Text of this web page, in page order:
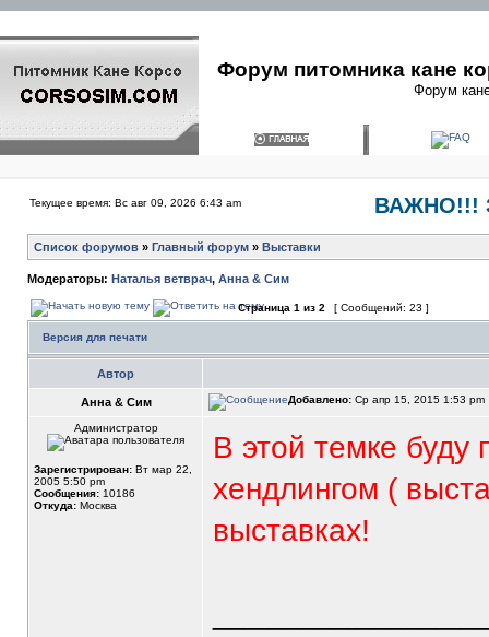
Форум питомника кане
Форум
Текущее время: Вс авг 09, 2026 6:43 am ВАЖНО!!!
Список форумов » Главный форум » Выставки
Модераторы: Наталья ветврач, Анна & Сим
Страница 1 из 2 [ Сообщений: 23 ]
Версия для печати
Автор
Анна & Сим Добавлено: Ср апр 15, 2015 1:53 pm
Администратор
Зарегистрирован: Вт мар 22,
2005 5:50 pm
Сообщения: 10186
Откуда: Москва
В этой темке буду
хендлингом (
выставках!